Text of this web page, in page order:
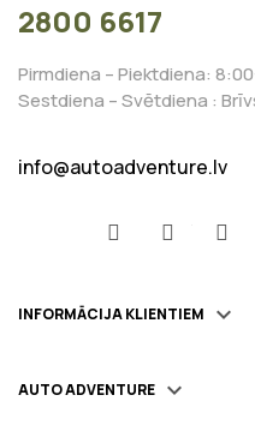
2800 6617
Pirmdiena – Piektdiena:
Sestdiena – Svētdiena :
info@autoadventure.lv
INFORMĀCIJA KLIENTIEM 
AUTO ADVENTURE 
Facebook